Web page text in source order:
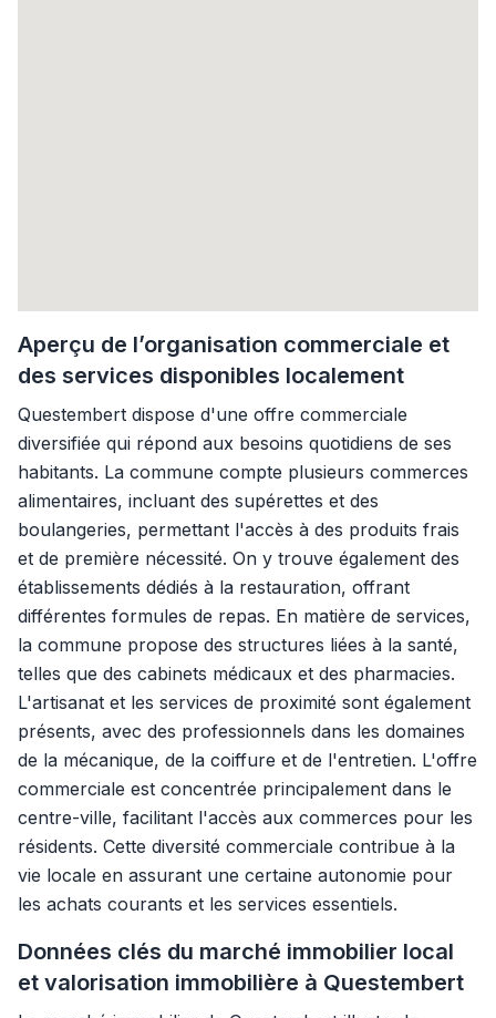
Aperçu de l’organisation commerciale et
des services disponibles localement
Questembert dispose d'une offre commerciale
diversifiée qui répond aux besoins quotidiens de ses
habitants. La commune compte plusieurs commerces
alimentaires, incluant des supérettes et des
boulangeries, permettant l'accès à des produits frais
et de première nécessité. On y trouve également des
établissements dédiés à la restauration, offrant
différentes formules de repas. En matière de services,
la commune propose des structures liées à la santé,
telles que des cabinets médicaux et des pharmacies.
L'artisanat et les services de proximité sont également
présents, avec des professionnels dans les domaines
de la mécanique, de la coiffure et de l'entretien. L'offre
commerciale est concentrée principalement dans le
centre-ville, facilitant l'accès aux commerces pour les
résidents. Cette diversité commerciale contribue à la
vie locale en assurant une certaine autonomie pour
les achats courants et les services essentiels.
Données clés du marché immobilier local
et valorisation immobilière à Questembert